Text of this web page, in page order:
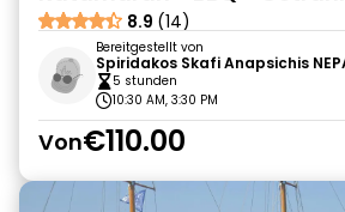
8.9 (14)
Bereitgestellt von
Spiridakos Skafi Anapsichis
5 stunden
10:30 AM, 3:30 PM
Von€110.00